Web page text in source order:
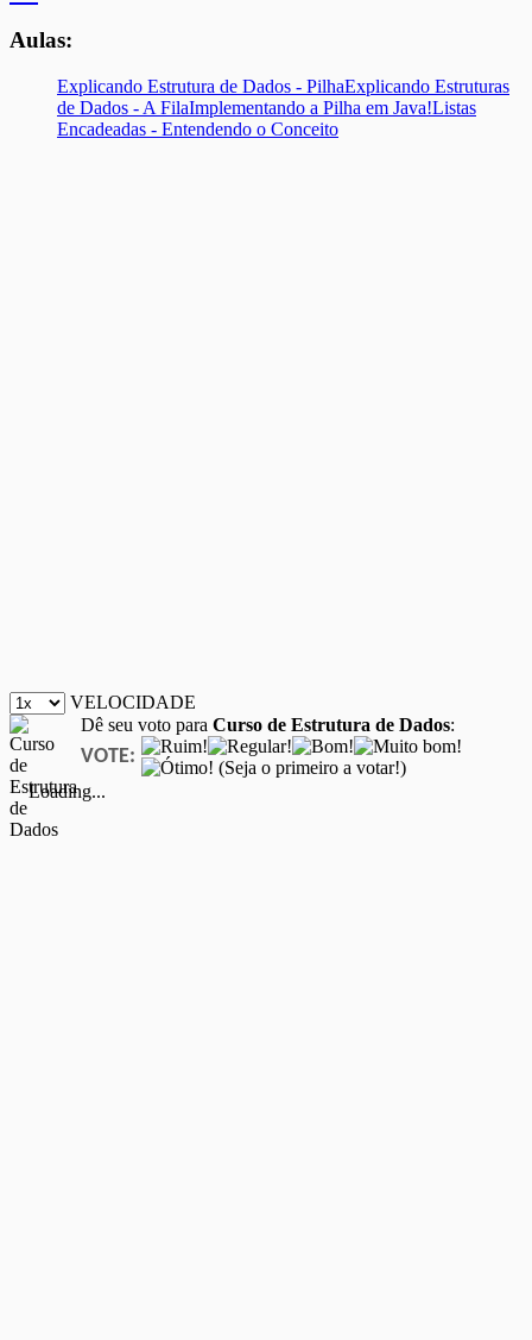
Aulas:
Explicando Estrutura de Dados - PilhaExplicando Estruturas
de Dados - A FilaImplementando a Pilha em Java!Listas
Encadeadas - Entendendo o Conceito
VELOCIDADE
Dê seu voto para Curso de Estrutura de Dados:
VOTE:
(Seja o primeiro a votar!)
Loading...